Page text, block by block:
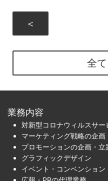
＜
全
業務内容
対新型コロナウィルスサー
マーケティング戦略の企画
プロモーションの企画・立
グラフィックデザイン
イベント・コンベンショ